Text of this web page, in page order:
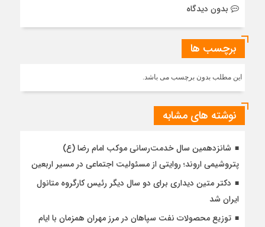
بدون دیدگاه
برچسب ها
این مطلب بدون برچسب می باشد.
نوشته های مشابه
شانزدهمین سال خدمت‌رسانی موکب امام رضا (ع)
پتروشیمی اروند؛ روایتی از مسئولیت اجتماعی در مسیر اربعین
دکتر متین دیداری برای دو سال دیگر رئیس کارگروه متانول
ایران شد
توزیع محصولات نفت سپاهان در مرز مهران همزمان با ایام